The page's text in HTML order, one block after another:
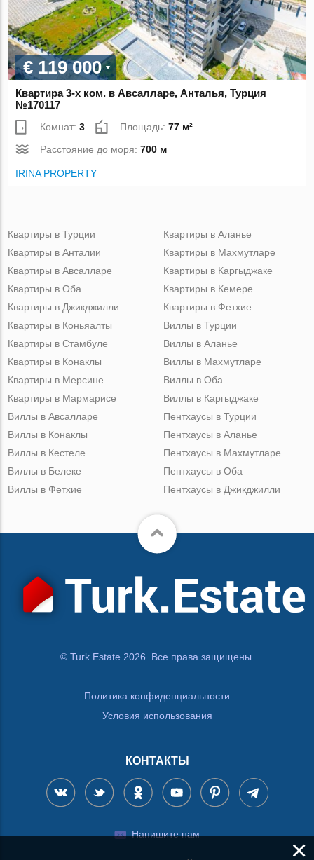
€ 119 000
Квартира 3-х ком. в Авсалларе, Анталья, Турция
№170117
Комнат:3 Площадь:77 м²
Расстояние до моря:700 м
IRINA PROPERTY
Квартиры в Турции
Квартиры в Анталии
Квартиры в Авсалларе
Квартиры в Оба
Квартиры в Джикджилли
Квартиры в Аланье
Квартиры в Махмутларе
Квартиры в Каргыджаке
Квартиры в Кемере
Квартиры в Фетхие
Квартиры в Коньяалты
Квартиры в Стамбуле
Квартиры в Конаклы
Квартиры в Мерсине
Квартиры в Мармарисе
Виллы в Турции
Виллы в Аланье
Виллы в Махмутларе
Виллы в Оба
Виллы в Каргыджаке
Виллы в Авсалларе
Виллы в Конаклы
Виллы в Кестеле
Виллы в Белеке
Виллы в Фетхие
Пентхаусы в Турции
Пентхаусы в Аланье
Пентхаусы в Махмутларе
Пентхаусы в Оба
Пентхаусы в Джикджилли
© Turk.Estate 2026. Все права защищены.
Политика конфиденциальности
Условия использования
КОНТАКТЫ
Напишите нам
×